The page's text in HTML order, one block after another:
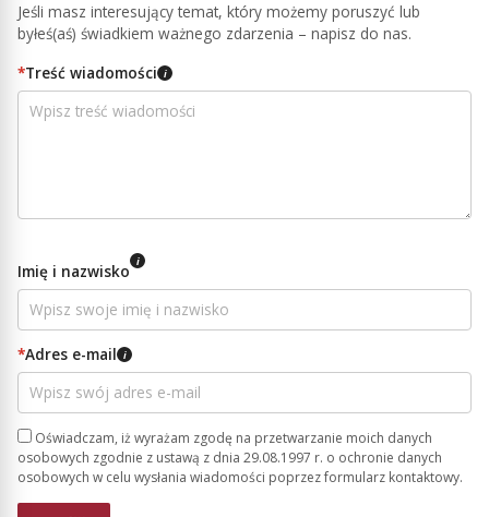
Jeśli masz interesujący temat, który możemy poruszyć lub
byłeś(aś) świadkiem ważnego zdarzenia – napisz do nas.
*Treść wiadomości i
Imię i nazwisko i
*Adres e-mail i
Oświadczam, iż wyrażam zgodę na przetwarzanie moich danych
osobowych zgodnie z ustawą z dnia 29.08.1997 r. o ochronie danych
osobowych w celu wysłania wiadomości poprzez formularz kontaktowy.